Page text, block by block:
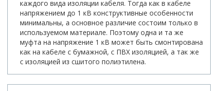
каждого вида изоляции кабеля. Тогда как в кабеле
напряжением до 1 кВ конструктивные особенности
минимальны, а основное различие состоим только в
используемом материале. Поэтому одна и та же
муфта на напряжение 1 кВ может быть смонтирована
как на кабеле с бумажной, с ПВХ изоляцией, а так же
с изоляцией из сшитого полиэтилена.